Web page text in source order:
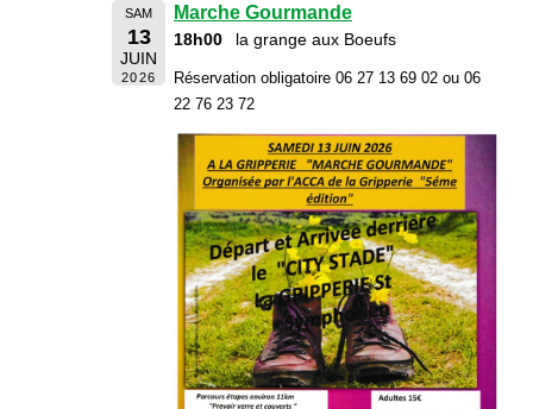
SAM
13
JUIN
2026
Marche Gourmande
18h00 la grange aux Boeufs
Réservation obligatoire 06 27 13 69 02 ou 06
22 76 23 72